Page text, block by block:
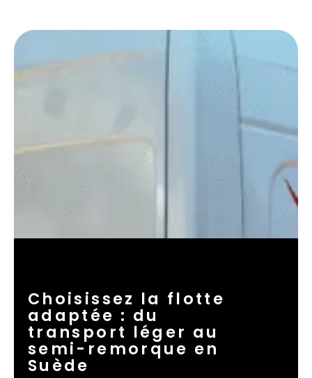
Choisissez la flotte
adaptée : du
transport léger au
semi-remorque en
Suède